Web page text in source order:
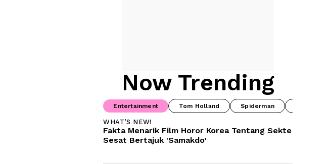
Now Trending
Entertainment Tom Holland Spiderman
WHAT’S NEW!
Fakta Menarik Film Horor Korea Tentang Sekte
Sesat Bertajuk 'Samakdo'